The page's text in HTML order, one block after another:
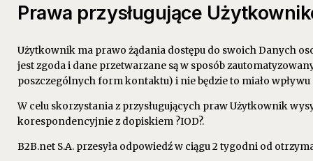
Prawa przysługujące
Użytkownik ma prawo żądania dostępu do swoich Danych
jest zgoda i dane przetwarzane są w sposób
poszczególnych form kontaktu) i nie będzie to miało
W celu skorzystania z przysługujących praw Użytkownik
korespondencyjnie z dopiskiem ?IOD?.
B2B.net S.A. przesyła odpowiedź w ciągu 2 tygodni od